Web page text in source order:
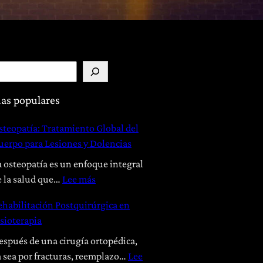
populares
Tratamiento Global del
para Lesiones y Dolencias
osteopatía es un enfoque integral
la salud que… Lee más:
s
e
o
Postquirúrgica en
de una cirugía ortopédica,
sea por fracturas, reemplazo… Lee